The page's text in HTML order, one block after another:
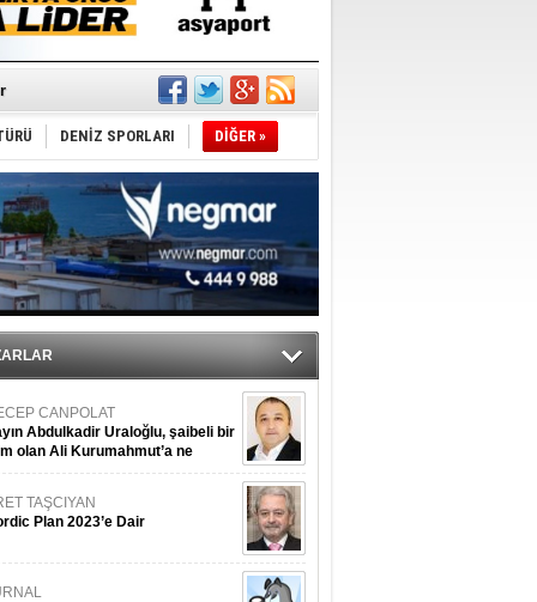
oldu
DENİZ SPORLARI DİĞER »
CANPOLAT
Abdulkadir Uraloğlu, şaibeli bir
olan Ali Kurumahmut’a ne
TAŞCIYAN
Plan 2023’e Dair